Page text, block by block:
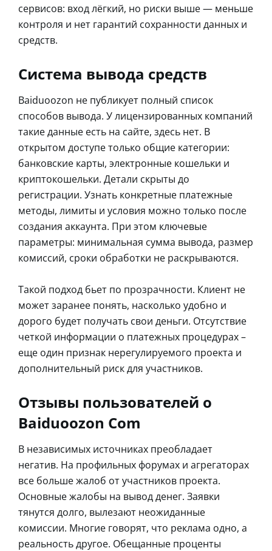
сервисов: вход лёгкий, но риски выше — меньше
контроля и нет гарантий сохранности данных и
средств.
Система вывода средств
Baiduoozon не публикует полный список
способов вывода. У лицензированных компаний
такие данные есть на сайте, здесь нет. В
открытом доступе только общие категории:
банковские карты, электронные кошельки и
криптокошельки. Детали скрыты до
регистрации. Узнать конкретные платежные
методы, лимиты и условия можно только после
создания аккаунта. При этом ключевые
параметры: минимальная сумма вывода, размер
комиссий, сроки обработки не раскрываются.
Такой подход бьет по прозрачности. Клиент не
может заранее понять, насколько удобно и
дорого будет получать свои деньги. Отсутствие
четкой информации о платежных процедурах –
еще один признак нерегулируемого проекта и
дополнительный риск для участников.
Отзывы пользователей о
Baiduoozon Com
В независимых источниках преобладает
негатив. На профильных форумах и агрегаторах
все больше жалоб от участников проекта.
Основные жалобы на вывод денег. Заявки
тянутся долго, вылезают неожиданные
комиссии. Многие говорят, что реклама одно, а
реальность другое. Обещанные проценты